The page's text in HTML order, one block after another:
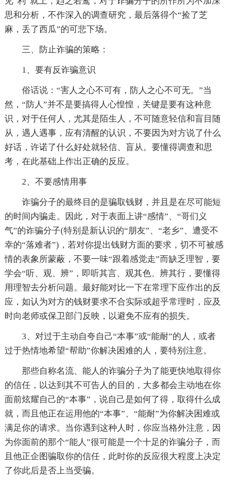
思和分析，不作深入的调查研究，最后落得个“捡了芝
麻，丢了西瓜”的可悲下场。
三、防止诈骗的策略：
1、要有反诈骗意识
俗话说：“害人之心不可有，防人之心不可无。”当
然，“防人”并不是要搞得人心惶惶，关键是要有这种意
识，对于任何人，尤其是陌生人，不可随意轻信和盲目随
从，遇人遇事，应有清醒的认识，不要因为对方说了什么
好话，许诺了什么好处就轻信、盲从。要懂得调查和思
考，在此基础上作出正确的反应。
2、不要感情用事
诈骗分子的最终目的是骗取钱财，并且是在尽可能短
的时间内骗走。因此，对于表面上讲“感情”、“哥们义
气”的诈骗分子(特别是新认识的“朋友”、“老乡”、遭受不
幸的“落难者”)，若对你提出钱财方面的要求，切不可被感
情的表象所蒙蔽，不要一味“跟着感觉走”而缺乏理智，要
学会“听、观、辨”，即听其言、观其色、辨其行，要懂得
用理智去分析问题。最好能对比一下在常理下应作出的反
应，如认为对方的钱财要求不合实际或超乎常理时，应及
时向老师或保卫部门反映，以避免不应有的损失。
3、对过于主动自夸自己“本事”或“能耐”的人，或者
过于热情地希望“帮助”你解决困难的人，要特别注意。
那些自称名流、能人的诈骗分子为了能更快地取得你
的信任，以达到其不可告人的目的，大多都会主动地在你
面前炫耀自己的“本事”，说自己是如何了得，取得什么成
就，而且他正在运用他的“本事”、“能耐”为你解决困难或
满足你的请求。当你遇到这种人时，你应当格外注意，因
为你面前的那个“能人”很可能是一个十足的诈骗分子，而
且他正企图骗取你的信任，此时你的反应很大程度上决定
了你此后是否上当受骗。